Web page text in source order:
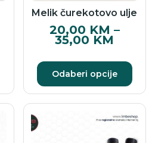
Melik čurekotovo ulje
20,00 KM –
35,00 KM
Odaberi opcije